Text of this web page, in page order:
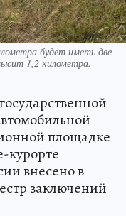
будет иметь две
1,2 километра.
площадке
курорте
внесено в
заключений